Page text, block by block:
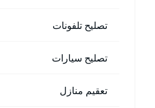
تصليح تلفونات
تصليح سيارات
تعقيم منازل